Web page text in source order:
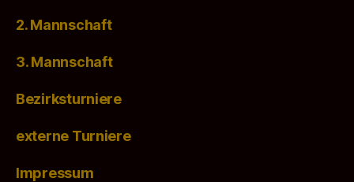
2. Mannschaft
3. Mannschaft
Bezirksturniere
externe Turniere
Impressum